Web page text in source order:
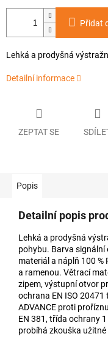
Přidat
Lehká a prodyšná
Detailní informace
ZEPTAT SE
Popis
Detailní popis
Lehká a prodyšná
pohybu. Barva
materiál a náplň 100
a ramenou. Větrací
zipem, výstupní otvor
ochrana EN ISO
ADVANCE proti
EN 381, třída ochrany
probíhá zkouška užitné